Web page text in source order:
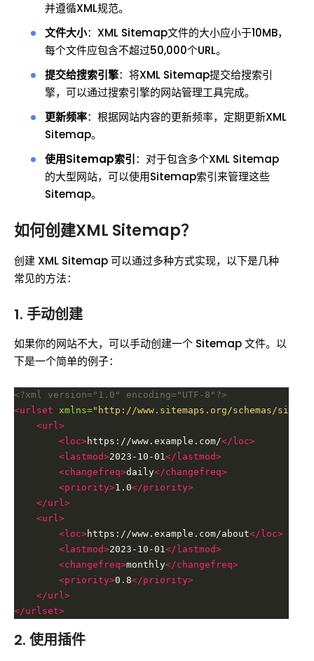
并遵循XML规范。
文件大小：XML Sitemap文件的大小应小于10MB，
每个文件应包含不超过50,000个URL。
提交给搜索引擎：将XML Sitemap提交给搜索引
擎，可以通过搜索引擎的网站管理工具完成。
更新频率：根据网站内容的更新频率，定期更新XML
Sitemap。
使用Sitemap索引 ：对于包含多个XML Sitemap
的大型网站，可以使用Sitemap索引来管理这些
Sitemap。
如何创建XML Sitemap？
创建 XML Sitemap 可以通过多种方式实现，以下是几种
常见的方法：
1. 手动创建
如果你的网站不大，可以手动创建一个 Sitemap 文件。以
下是一个简单的例子：
<?xml version="1.0" encoding="UTF-8"?>
<urlset xmlns="http://www.sitemaps.org/schemas/
<url>
<loc>https://www.example.com/</loc>
<lastmod>2023-10-01</lastmod>
<changefreq>daily</changefreq>
<priority>1.0</priority>
</url>
<url>
<loc>https://www.example.com/about</loc>
<lastmod>2023-10-01</lastmod>
<changefreq>monthly</changefreq>
<priority>0.8</priority>
</url>
</urlset>
2. 使用插件